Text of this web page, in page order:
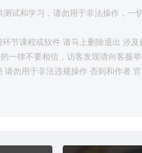
测试和学习，请勿用于非法操作，一
节课程或软件 请马上删除退出 涉及
一律不要相信，访客发现请向客服举
请勿用于非法违规操作 否则和作者